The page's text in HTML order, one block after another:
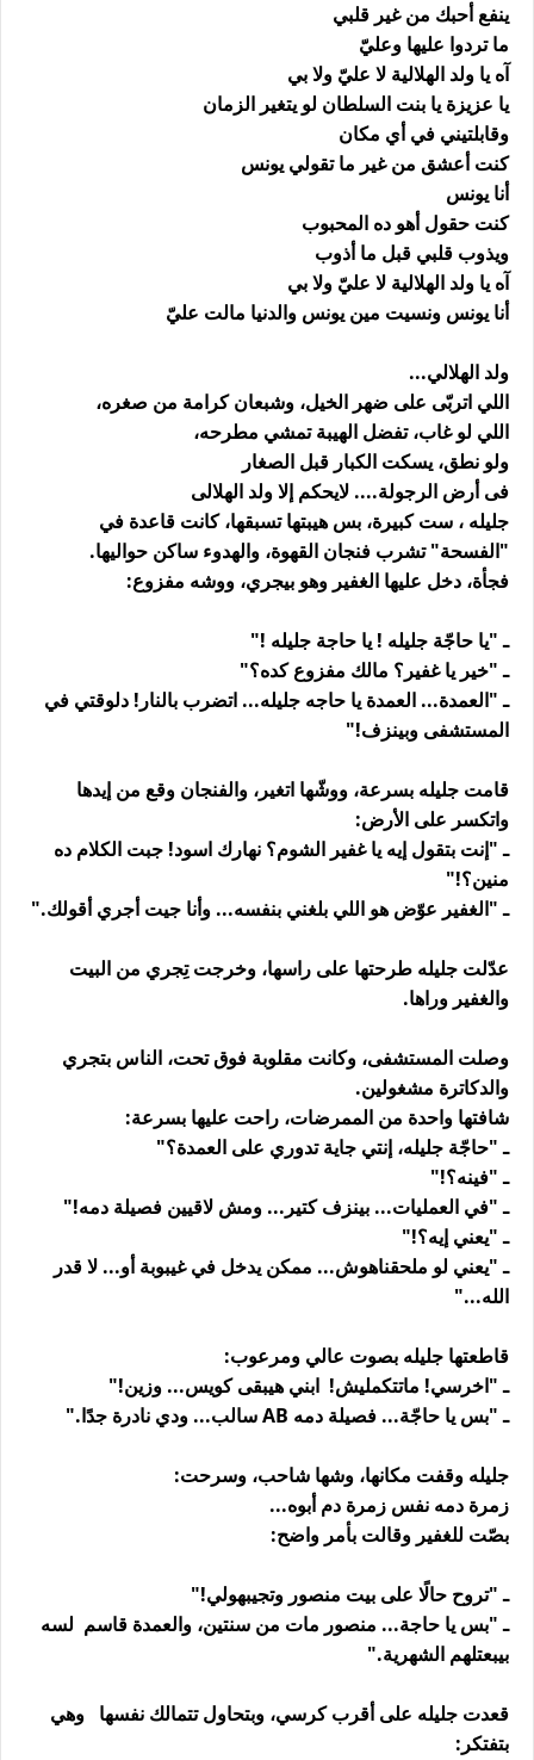
ينفع أحبك من غير قلبي
ما تردوا عليها وعليّ
آه يا ولد الهلالية لا عليّ ولا بي
يا عزيزة يا بنت السلطان لو يتغير الزمان
وقابلتيني في أي مكان
كنت أعشق من غير ما تقولي يونس
أنا يونس
كنت حقول أهو ده المحبوب
ويذوب قلبي قبل ما أذوب
آه يا ولد الهلالية لا عليّ ولا بي
أنا يونس ونسيت مين يونس والدنيا مالت عليّ
ولد الهلالي...
اللي اتربّى على ضهر الخيل، وشبعان كرامة من صغره،
اللي لو غاب، تفضل الهيبة تمشي مطرحه،
ولو نطق، يسكت الكبار قبل الصغار
فى أرض الرجولة.... لايحكم إلا ولد الهلالى
جليله ، ست كبيرة، بس هيبتها تسبقها، كانت قاعدة في
"الفسحة" تشرب فنجان القهوة، والهدوء ساكن حواليها.
فجأة، دخل عليها الغفير وهو بيجري، ووشه مفزوع:
ـ "يا حاجّة جليله ! يا حاجة جليله !"
ـ "خير يا غفير؟ مالك مفزوع كده؟"
ـ "العمدة... العمدة يا حاجه جليله... اتضرب بالنار! دلوقتي في
المستشفى وبينزف!"
قامت جليله بسرعة، ووشّها اتغير، والفنجان وقع من إيدها
واتكسر على الأرض:
ـ "إنت بتقول إيه يا غفير الشوم؟ نهارك اسود! جبت الكلام ده
منين؟!"
ـ "الغفير عوّض هو اللي بلغني بنفسه... وأنا جيت أجري أقولك."
عدّلت جليله طرحتها على راسها، وخرجت تِجري من البيت
والغفير وراها.
وصلت المستشفى، وكانت مقلوبة فوق تحت، الناس بتجري
والدكاترة مشغولين.
شافتها واحدة من الممرضات، راحت عليها بسرعة:
ـ "حاجّة جليله، إنتي جاية تدوري على العمدة؟"
ـ "فينه؟!"
ـ "في العمليات... بينزف كتير... ومش لاقيين فصيلة دمه!"
ـ "يعني إيه؟!"
ـ "يعني لو ملحقناهوش... ممكن يدخل في غيبوبة أو... لا قدر
الله..."
قاطعتها جليله بصوت عالي ومرعوب:
ـ "اخرسي! ماتتكمليش! ابني هيبقى كويس... وزين!"
ـ "بس يا حاجّة... فصيلة دمه AB سالب... ودي نادرة جدًا."
جليله وقفت مكانها، وشها شاحب، وسرحت:
زمرة دمه نفس زمرة دم أبوه...
بصّت للغفير وقالت بأمر واضح:
ـ "تروح حالًا على بيت منصور وتجيبهولي!"
ـ "بس يا حاجة... منصور مات من سنتين، والعمدة قاسم لسه
بيبعتلهم الشهرية."
قعدت جليله على أقرب كرسي، وبتحاول تتمالك نفسها وهي
بتفتكر: